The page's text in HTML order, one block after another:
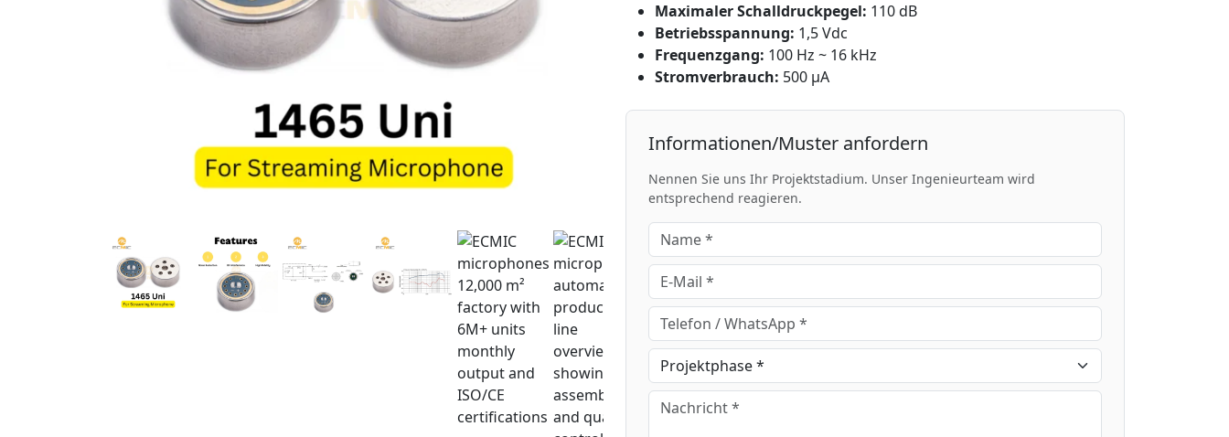
Maximaler Schalldruckpegel: 110 dB
Betriebsspannung: 1,5 Vdc
Frequenzgang: 100 Hz ~ 16 kHz
Stromverbrauch: 500 μA
Informationen/Muster anfordern
Nennen Sie uns Ihr Projektstadium. Unser Ingenieurteam wird
entsprechend reagieren.